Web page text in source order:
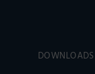
DOWNLOADS